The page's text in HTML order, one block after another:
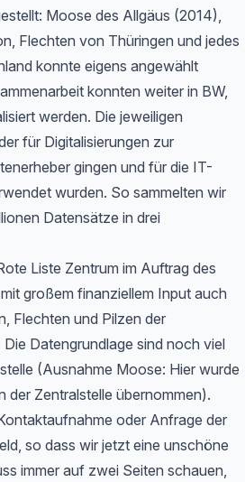
Moose des Allgäus (2014),
Flechten von Thüringen und jedes
konnte eigens angewählt
konnten weiter in BW,
werden. Die jeweiligen
für Digitalisierungen zur
gingen und für die IT-
wurden. So sammelten wir
Datensätze in drei
Liste Zentrum im Auftrag des
großem finanziellem Input auch
Flechten und Pilzen der
Datengrundlage sind noch viel
(Ausnahme Moose: Hier wurde
der Zentralstelle übernommen).
oder Anfrage der
so dass wir jetzt eine unschöne
immer auf zwei Seiten schauen,